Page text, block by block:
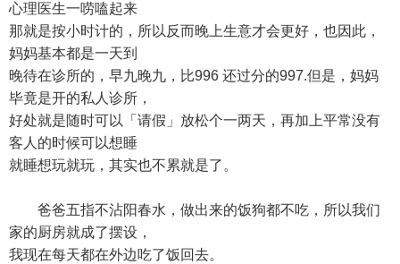
心理医生一唠嗑起来
那就是按小时计的，所以反而晚上生意才会更好，也因此，
妈妈基本都是一天到
晚待在诊所的，早九晚九，比996 还过分的997.但是，妈妈
毕竟是开的私人诊所，
好处就是随时可以「请假」放松个一两天，再加上平常没有
客人的时候可以想睡
就睡想玩就玩，其实也不累就是了。
爸爸五指不沾阳春水，做出来的饭狗都不吃，所以我们
家的厨房就成了摆设，
我现在每天都在外边吃了饭回去。